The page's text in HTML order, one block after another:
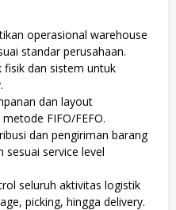
operasional warehouse
standar perusahaan.
dan sistem untuk
dan layout
FIFO/FEFO.
dan pengiriman barang
service level
seluruh aktivitas logistik
picking, hingga delivery.